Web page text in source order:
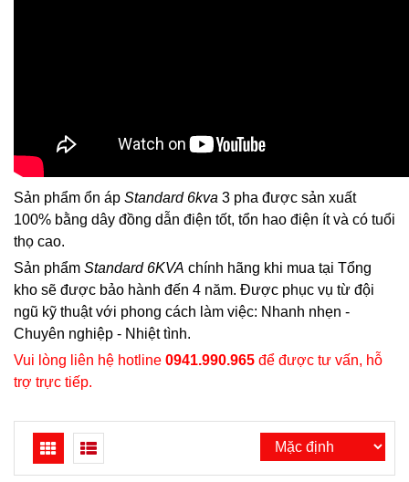
Sản phẩm ổn áp Standard 6kva 3 pha được sản xuất
100% bằng dây đồng dẫn điện tốt, tổn hao điện ít và có tuổi
thọ cao.
Sản phẩm Standard 6KVA chính hãng khi mua tại Tổng
kho sẽ được bảo hành đến 4 năm. Được phục vụ từ đội
ngũ kỹ thuật với phong cách làm việc: Nhanh nhẹn -
Chuyên nghiệp - Nhiệt tình.
Vui lòng liên hệ hotline 0941.990.965 để được tư vấn, hỗ
trợ trực tiếp.